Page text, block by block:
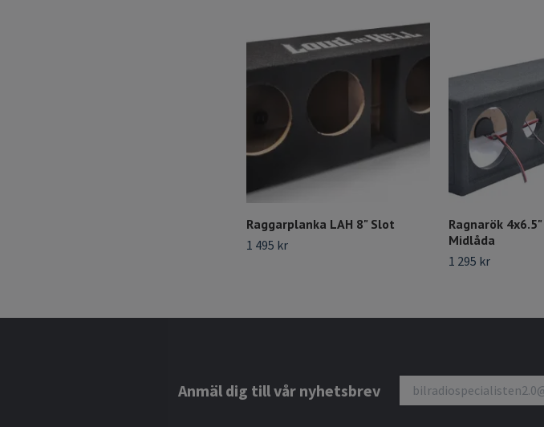
Raggarplanka LAH 8" Slot
1 495 kr
Ragnarök
Midlåda
1 295 kr
Anmäl dig till vår nyhetsbrev